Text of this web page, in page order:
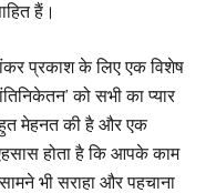
हैं।
प्रकाश के लिए एक विशेष
को सभी का प्यार
मेहनत की है और एक
होता है कि आपके काम
भी सराहा और पहचाना